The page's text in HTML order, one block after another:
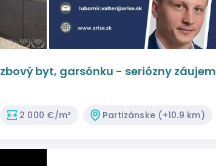
byt, garsónku - seriózny záujem
2 000 €/m² Partizánske (+10.9 km)